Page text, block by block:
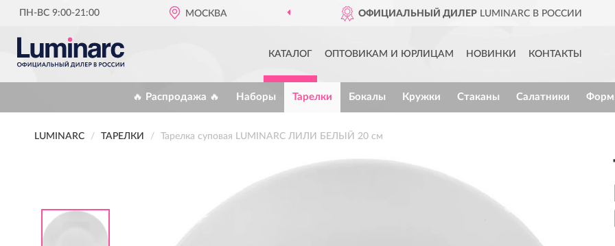
ПН-ВС 9:00-21:00 МОСКВА ОФИЦИАЛЬНЫЙ ДИЛЕР LUMINARC В РОССИИ
КАТАЛОГ ОПТОВИКАМ И ЮРЛИЦАМ НОВИНКИ КОНТАКТЫ
🔥 Распродажа 🔥 Наборы Тарелки Бокалы Кружки Стаканы Салатники
LUMINARC ТАРЕЛКИ Тарелка суповая LUMINARC ЛИЛИ БЕЛЫЙ 20 см